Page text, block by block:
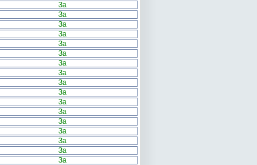
За
За
За
За
За
За
За
За
За
За
За
За
За
За
За
За
За